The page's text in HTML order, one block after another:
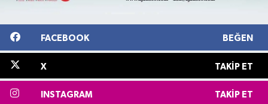
FACEBOOK BEĞEN
X TAKIP ET
INSTAGRAM TAKIP ET